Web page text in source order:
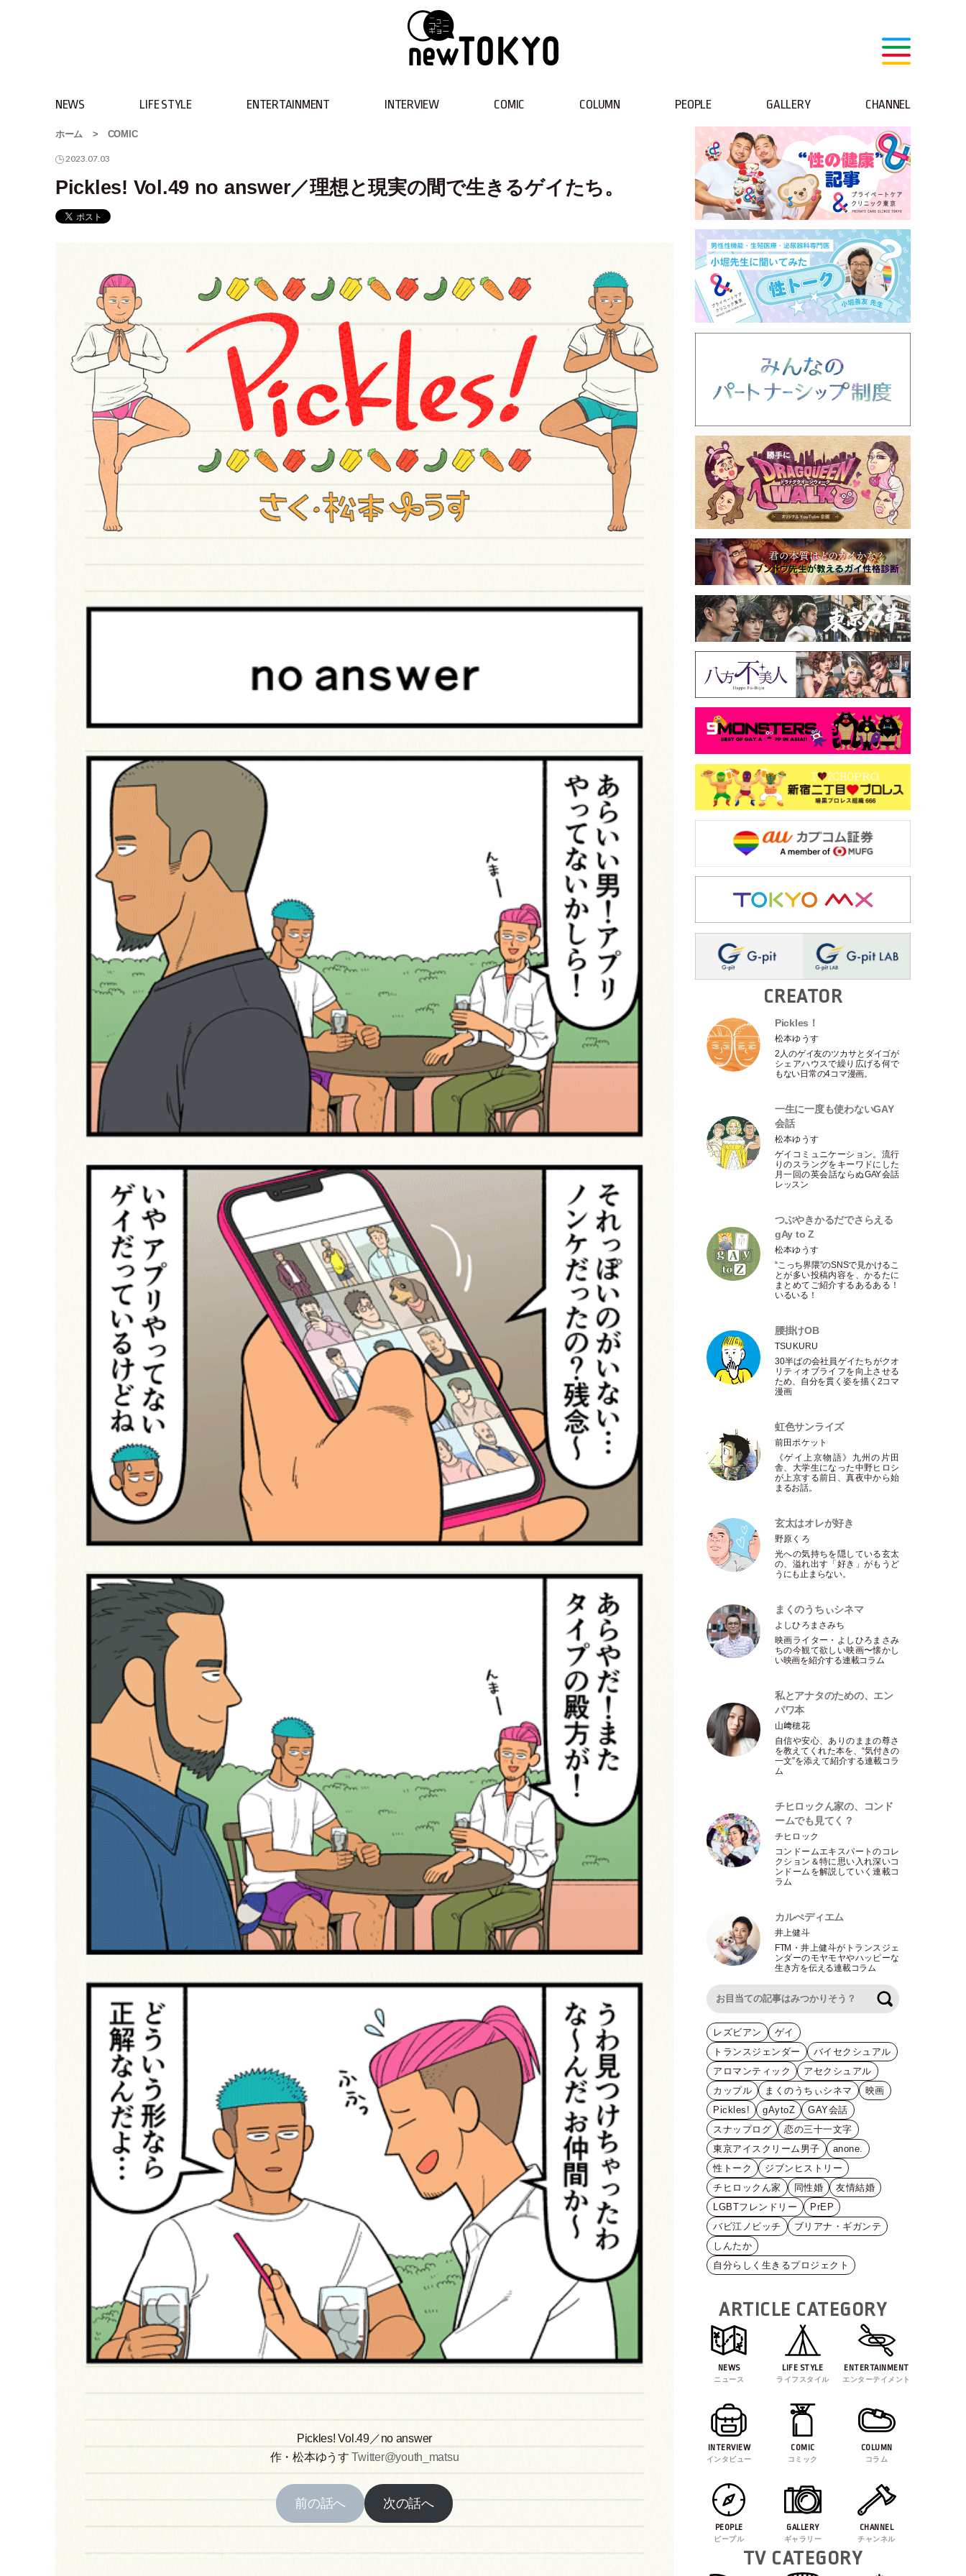
NEWS LIFE STYLE ENTERTAINMENT INTERVIEW COMIC COLUMN PEOPLE GALLERY CHANNEL
ホーム > COMIC
2023.07.03
Pickles! Vol.49 no answer／理想と現実の間で生きるゲイたち。
Pickles! Vol.49／no answer
作・松本ゆうすTwitter@youth_matsu
前の話へ 次の話へ
CREATOR
Pickles！
松本ゆうす
2人のゲイ友のツカサとダイゴが
シェアハウスで繰り広げる何で
もない日常の4コマ漫画。
一生に一度も使わないGAY
会話
松本ゆうす
ゲイコミュニケーション。流行
りのスラングをキーワドにした
月一回の英会話ならぬGAY会話
レッスン
つぶやきかるだでさらえる
gAy to Z
松本ゆうす
“こっち界隈”のSNSで見かけるこ
とが多い投稿内容を、かるたに
まとめてご紹介するあるある！
いるいる！
腰掛けOB
TSUKURU
30半ばの会社員ゲイたちがクオ
リティオブライフを向上させる
ため、自分を貫く姿を描く2コマ
漫画
虹色サンライズ
前田ポケット
《ゲイ上京物語》九州の片田
舎、大学生になった中野ヒロシ
が上京する前日、真夜中から始
まるお話。
玄太はオレが好き
野原くろ
光への気持ちを隠している玄太
の、溢れ出す 「好き 」がもうど
うにも止まらない。
まくのうちぃシネマ
よしひろまさみち
映画ライター ・ よしひろまさみ
ちの今観て欲しい映画〜懐かし
い映画を紹介する連載コラム
私とアナタのための、エン
パワ本
山﨑穂花
自信や安心、ありのままの尊さ
を教えてくれた本を、“気付きの
一文”を添えて紹介する連載コラ
ム
チヒロックん家の、コンド
ームでも見てく？
チヒロック
コンドームエキスパートのコレ
クション＆特に思い入れ深いコ
ンドームを解説していく連載コ
ラム
カルぺディエム
井上健斗
FTM ・井上健斗がトランスジェ
ンダーのモヤモヤやハッピーな
生き方を伝える連載コラム
レズビアン
ゲイ
トランスジェンダー
バイセクシュアル
アロマンティック
アセクシュアル
カップル
まくのうちぃシネマ
映画
Pickles!
gAytoZ
GAY会話
スナップログ
恋の三十一文字
東京アイスクリーム男子
anone.
性トーク
ジブンヒストリー
チヒロックん家
同性婚
友情結婚
LGBTフレンドリー
PrEP
バビ江ノビッチ
ブリアナ・ギガンテ
しんたか
自分らしく生きるプロジェクト
ARTICLE CATEGORY
NEWS
ニュース
LIFE STYLE
ライフスタイル
ENTERTAINMENT
エンターテイメント
INTERVIEW
インタビュー
COMIC
コミック
COLUMN
コラム
PEOPLE
ピープル
GALLERY
ギャラリー
CHANNEL
チャンネル
TV CATEGORY